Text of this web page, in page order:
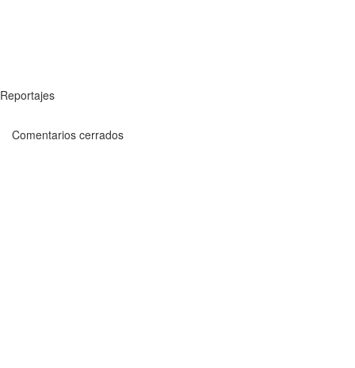
Reportajes
Comentarios cerrados